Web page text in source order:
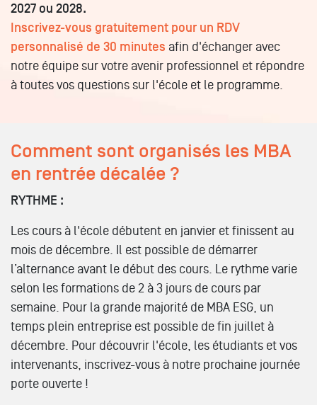
2027 ou 2028.
Inscrivez-vous gratuitement pour un RDV
personnalisé de 30 minutes afin d'échanger avec
notre équipe sur votre avenir professionnel et répondre
à toutes vos questions sur l'école et le programme.
Comment sont organisés les MBA
en rentrée décalée ?
RYTHME :
Les cours à l'école débutent en janvier et finissent au
mois de décembre. Il est possible de démarrer
l’alternance avant le début des cours. Le rythme varie
selon les formations de 2 à 3 jours de cours par
semaine. Pour la grande majorité de MBA ESG, un
temps plein entreprise est possible de fin juillet à
décembre. Pour découvrir l'école, les étudiants et vos
intervenants, inscrivez-vous à notre prochaine journée
porte ouverte !